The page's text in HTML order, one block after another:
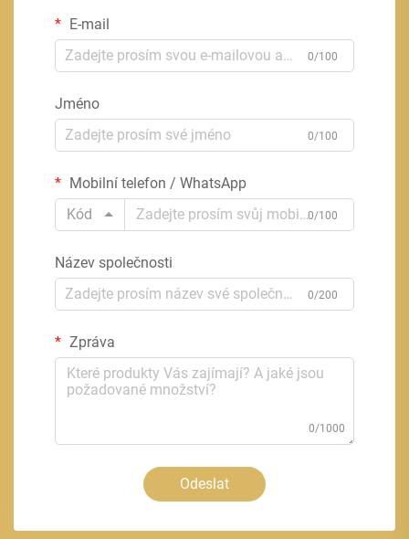
E-mail
0/100
Jméno
0/100
Mobilní telefon / WhatsApp
Kód
0/100
Název společnosti
0/200
Zpráva
0/1000
Odeslat